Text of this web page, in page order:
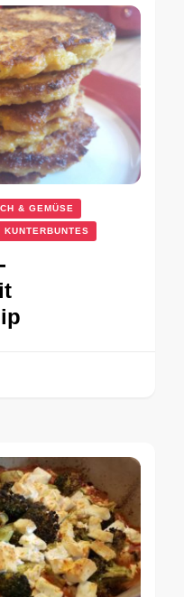
& GEMÜSE
KUNTERBUNTES